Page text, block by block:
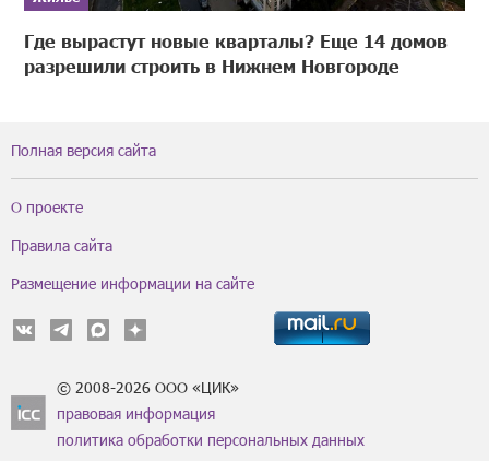
Где вырастут новые кварталы? Еще 14 домов
разрешили строить в Нижнем Новгороде
Полная версия сайта
О проекте
Правила сайта
Размещение информации на сайте
© 2008-2026 ООО «ЦИК»
правовая информация
политика обработки персональных данных